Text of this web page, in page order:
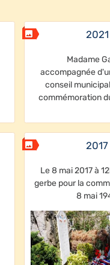
2021
Madame
accompagnée
conseil
commémoration
2017
Le 8 mai 2017 à
gerbe pour la
8 mai